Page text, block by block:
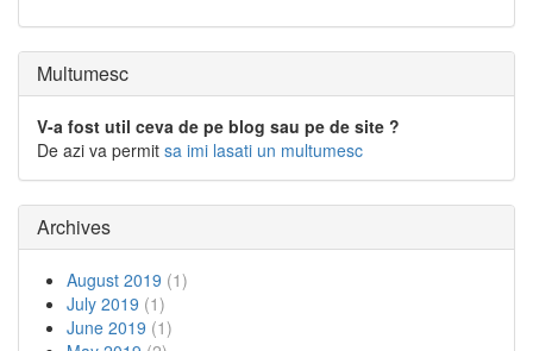
Multumesc
V-a fost util ceva de pe blog sau pe de site ?
De azi va permit sa imi lasati un multumesc
Archives
August 2019 (1)
July 2019 (1)
June 2019 (1)